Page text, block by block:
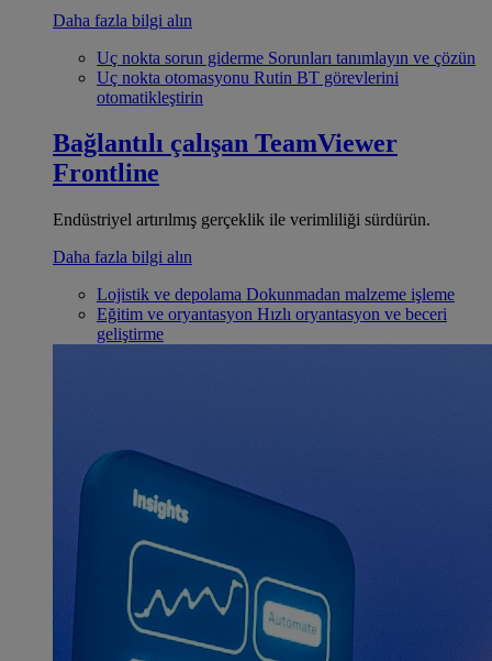
Daha fazla bilgi alın
Uç nokta sorun giderme Sorunları tanımlayın ve çözün
Uç nokta otomasyonu Rutin BT görevlerini
otomatikleştirin
Bağlantılı çalışan TeamViewer
Frontline
Endüstriyel artırılmış gerçeklik ile verimliliği sürdürün.
Daha fazla bilgi alın
Lojistik ve depolama Dokunmadan malzeme işleme
Eğitim ve oryantasyon Hızlı oryantasyon ve beceri
geliştirme